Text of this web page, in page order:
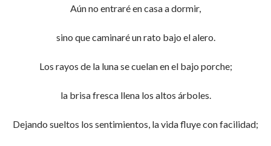
Aún no entraré en casa a dormir,
sino que caminaré un rato bajo el alero.
Los rayos de la luna se cuelan en el bajo porche;
la brisa fresca llena los altos árboles.
Dejando sueltos los sentimientos, la vida fluye con facilidad;